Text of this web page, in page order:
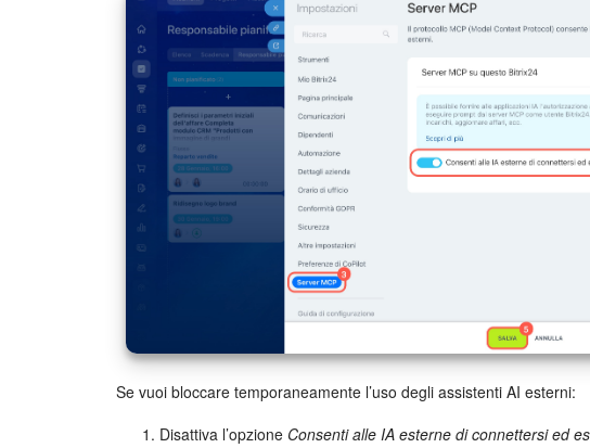
Se vuoi bloccare temporaneamente l’uso degli assistenti AI esterni:
Disattiva l’opzione Consenti alle IA esterne di connettersi ed